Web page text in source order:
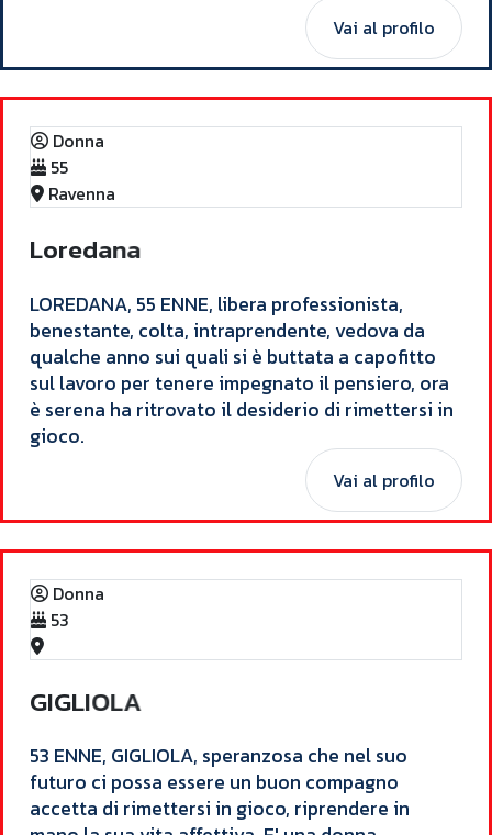
Vai al profilo
Donna
55
Ravenna
Loredana
​LOREDANA, 55 ENNE, libera professionista,
benestante, colta, intraprendente, vedova da
qualche anno sui quali si è buttata a capofitto
sul lavoro per tenere impegnato il pensiero, ora
è serena ha ritrovato il desiderio di rimettersi in
gioco.​
Vai al profilo
Donna
53
GIGLIOLA
​53 ENNE, GIGLIOLA, speranzosa che nel suo
futuro ci possa essere un buon compagno
accetta di rimettersi in gioco, riprendere in